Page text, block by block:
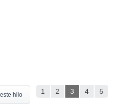
1 2 3 4 5
hilo